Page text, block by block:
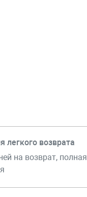
легкого возврата
на возврат, полная